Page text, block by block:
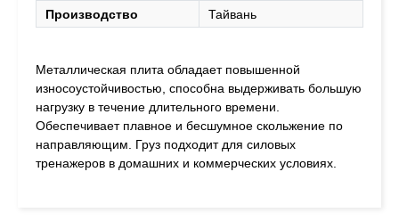
Производство
Тайвань
Металлическая плита обладает повышенной
износоустойчивостью, способна выдерживать большую
нагрузку в течение длительного времени.
Обеспечивает плавное и бесшумное скольжение по
направляющим. Груз подходит для силовых
тренажеров в домашних и коммерческих условиях.